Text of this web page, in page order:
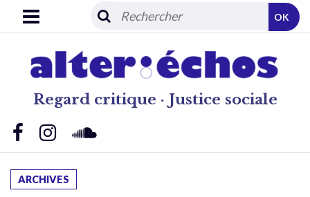
Regard critique · Justice sociale
OK
ARCHIVES